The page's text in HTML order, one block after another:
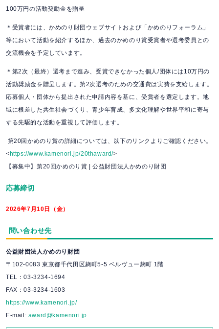
100万円の活動奨励金を贈呈
＊受賞者には、かめのり財団ウェブサイトおよび「かめのりフォーラム」
等において活動を紹介するほか、過去のかめのり賞受賞者や選考委員との
交流機会を予定しています。
＊第2次（最終）選考まで進み、受賞できなかった個人/団体には10万円の
活動奨励金を贈呈します。第2次選考のための交通費は実費を支給します。
応募個人・団体から提出された申請内容を基に、受賞者を選定します。地
域に根差した共生社会づくり、青少年育成、多文化理解や世界平和に寄与
する先駆的な活動を重視して評価します。
第20回かめのり賞の詳細については、以下のリンクよりご確認ください。
<https://www.kamenori.jp/20thaward/>
【募集中】第20回かめのり賞 | 公益財団法人かめのり財団
応募締切
2026年7月10日（金）
問い合わせ先
公益財団法人かめのり財団
〒102-0083 東京都千代田区麹町5-5 ベルヴュー麹町 1階
TEL：03-3234-1694
FAX：03-3234-1603
https://www.kamenori.jp/
E-mail: award@kamenori.jp